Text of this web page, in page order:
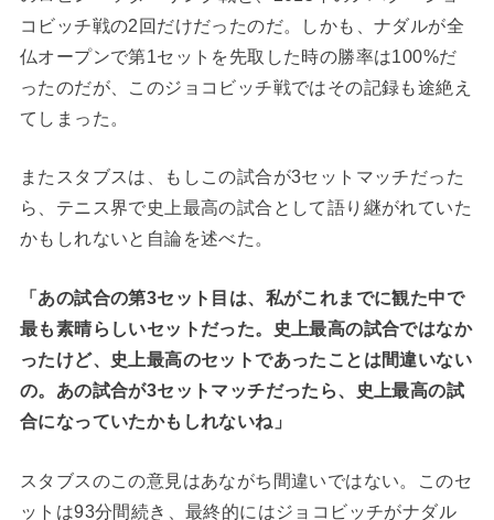
コビッチ戦の2回だけだったのだ。しかも、ナダルが全
仏オープンで第1セットを先取した時の勝率は100%だ
ったのだが、このジョコビッチ戦ではその記録も途絶え
てしまった。
またスタブスは、もしこの試合が3セットマッチだった
ら、テニス界で史上最高の試合として語り継がれていた
かもしれないと自論を述べた。
「あの試合の第3セット目は、私がこれまでに観た中で
最も素晴らしいセットだった。史上最高の試合ではなか
ったけど、史上最高のセットであったことは間違いない
の。あの試合が3セットマッチだったら、史上最高の試
合になっていたかもしれないね」
スタブスのこの意見はあながち間違いではない。このセ
ットは93分間続き、最終的にはジョコビッチがナダル